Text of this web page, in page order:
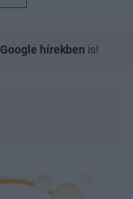
Google hírekben is!